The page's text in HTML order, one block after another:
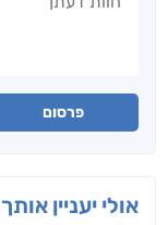
פרסום
אולי יעניין